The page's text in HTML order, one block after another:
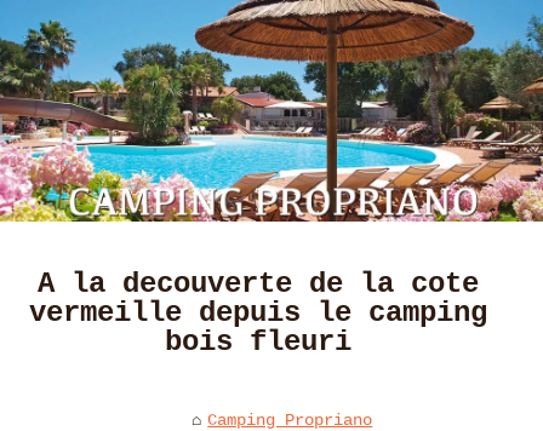
A la decouverte de la cote
vermeille depuis le camping
bois fleuri
Camping Propriano